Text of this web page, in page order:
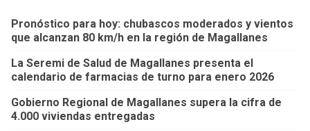
Pronóstico para hoy: chubascos moderados y vientos
que alcanzan 80 km/h en la región de Magallanes
La Seremi de Salud de Magallanes presenta el
calendario de farmacias de turno para enero 2026
Gobierno Regional de Magallanes supera la cifra de
4.000 viviendas entregadas